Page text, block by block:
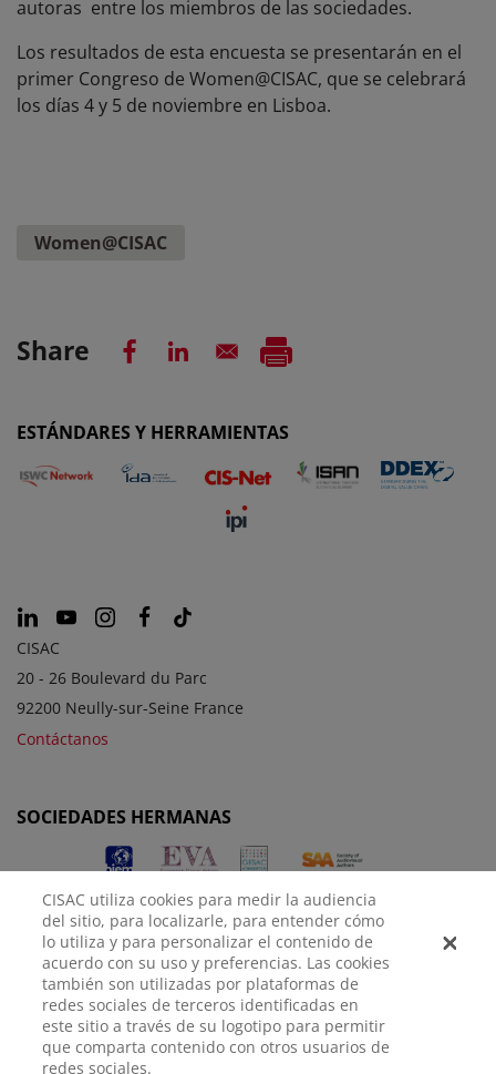
autoras entre los miembros de las sociedades.
Los resultados de esta encuesta se presentarán en el
primer Congreso de Women@CISAC, que se celebrará
los días 4 y 5 de noviembre en Lisboa.
Women@CISAC
Share
ESTÁNDARES Y HERRAMIENTAS
CISAC
20 - 26 Boulevard du Parc
92200 Neully-sur-Seine France
Contáctanos
SOCIEDADES HERMANAS
AVISO
LEGAL
POLÍTICA DE
PRIVACIDAD
CONFIGURACIÓN DE
COOKIES
CISAC utiliza cookies para medir la audiencia
del sitio, para localizarle, para entender cómo
lo utiliza y para personalizar el contenido de
acuerdo con su uso y preferencias. Las cookies
también son utilizadas por plataformas de
redes sociales de terceros identificadas en
este sitio a través de su logotipo para permitir
que comparta contenido con otros usuarios de
redes sociales.